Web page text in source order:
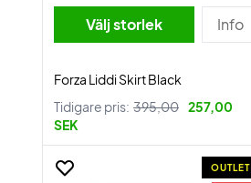
Välj storlek Info
Forza Liddi Skirt Black
Tidigare pris: 395,00 257,00
SEK
OUTLET